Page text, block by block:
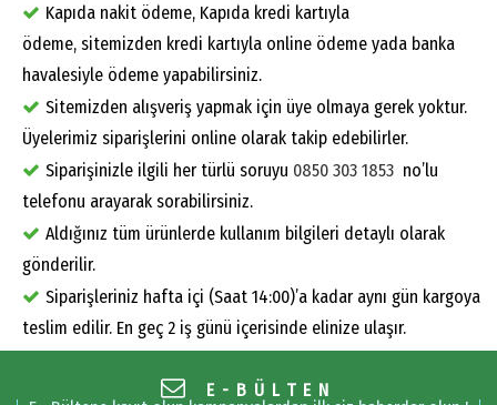
Kapıda nakit ödeme, Kapıda kredi kartıyla
ödeme, sitemizden kredi kartıyla online ödeme yada banka
havalesiyle ödeme yapabilirsiniz.
Sitemizden alışveriş yapmak için üye olmaya gerek yoktur.
Üyelerimiz siparişlerini online olarak takip edebilirler.
Siparişinizle ilgili her türlü soruyu 0850 303 1853 no’lu
telefonu arayarak sorabilirsiniz.
Aldığınız tüm ürünlerde kullanım bilgileri detaylı olarak
gönderilir.
Siparişleriniz hafta içi (Saat 14:00)’a kadar aynı gün kargoya
teslim edilir. En geç 2 iş günü içerisinde elinize ulaşır.
E-BÜLTEN